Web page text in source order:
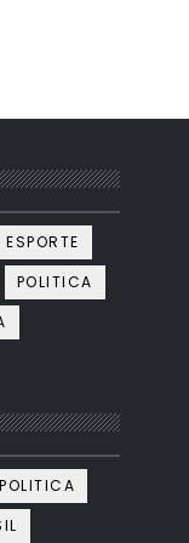
ESPORTE
POLITICA
POLITICA